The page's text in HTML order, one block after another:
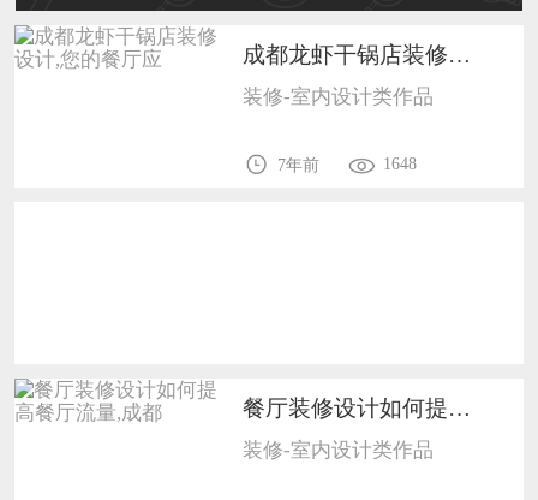
恭喜138****8638用户作品已成功备案！
恭喜133****9020用户作品已成功备案！
恭喜136****9807用户作品已成功备案！
成都龙虾干锅店装修设计,您的餐厅应1702
装修-室内设计类作品
7年前 1648
餐厅装修设计如何提高餐厅流量,成都1702
装修-室内设计类作品